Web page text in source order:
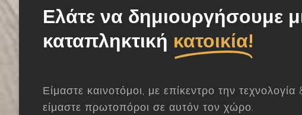
Ελάτε να δημιουργήσουμε
καταπληκτική κατοικία!
Είμαστε καινοτόμοι, με επίκεντρο την τεχνολογία
είμαστε πρωτοπόροι σε αυτόν τον χώρο.